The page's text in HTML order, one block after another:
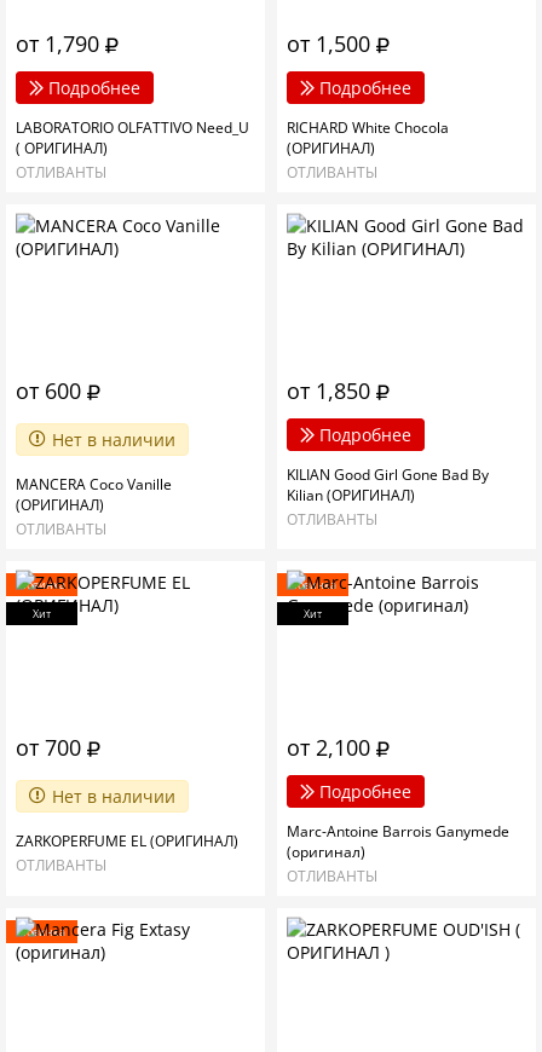
от 1,790
Подробнее
LABORATORIO OLFATTIVO Need_U
( ОРИГИНАЛ)
ОТЛИВАНТЫ
от 1,500
Подробнее
RICHARD White Chocola
(ОРИГИНАЛ)
ОТЛИВАНТЫ
от 600
Нет в наличии
MANCERA Coco Vanille
(ОРИГИНАЛ)
ОТЛИВАНТЫ
от 1,850
Подробнее
KILIAN Good Girl Gone Bad By
Kilian (ОРИГИНАЛ)
ОТЛИВАНТЫ
Новинка
Хит
от 700
Нет в наличии
ZARKOPERFUME EL (ОРИГИНАЛ)
ОТЛИВАНТЫ
Новинка
Хит
от 2,100
Подробнее
Marc-Antoine Barrois Ganymede
(оригинал)
ОТЛИВАНТЫ
Новинка